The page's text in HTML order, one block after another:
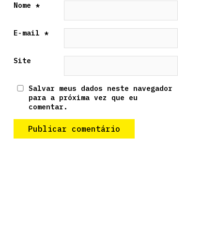
Nome *
E-mail *
Site
Salvar meus dados neste navegador
para a próxima vez que eu
comentar.